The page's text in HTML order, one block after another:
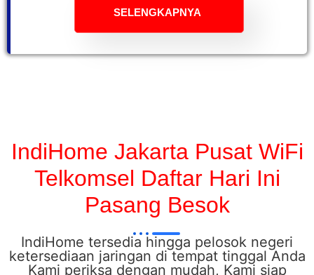
SELENGKAPNYA
IndiHome Jakarta Pusat WiFi
Telkomsel Daftar Hari Ini
Pasang Besok
IndiHome tersedia hingga pelosok negeri
ketersediaan jaringan di tempat tinggal Anda
Kami periksa dengan mudah, Kami siap